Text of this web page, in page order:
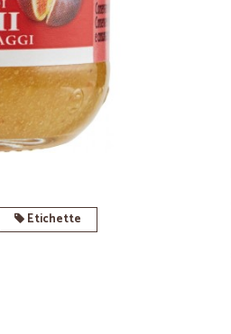
Etichette